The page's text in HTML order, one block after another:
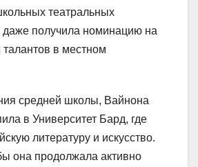
театральных
даже получила номинацию на
в местном
средней школы, Вайнона
в Университет Бард, где
литературу и искусство.
она продолжала активно